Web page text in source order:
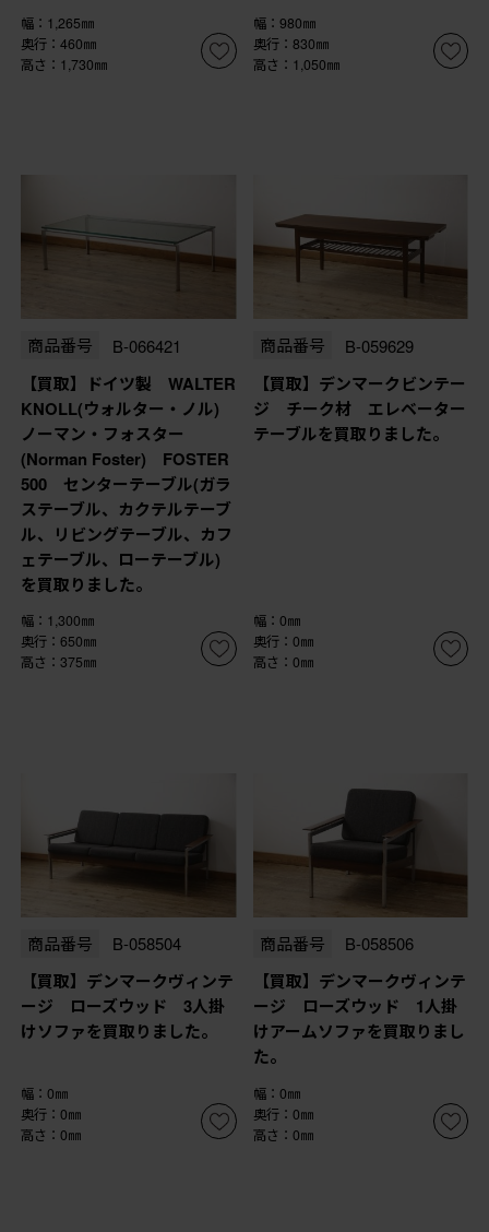
幅：1,265㎜
奥行：460㎜
高さ：1,730㎜
幅：980㎜
奥行：830㎜
高さ：1,050㎜
商品番号 B-066421
【買取】ドイツ製 WALTER
KNOLL(ウォルター・ノル)
ノーマン・フォスター
(Norman Foster) FOSTER
500 センターテーブル(ガラ
ステーブル、カクテルテーブ
ル、リビングテーブル、カフ
ェテーブル、ローテーブル)
を買取りました。
幅：1,300㎜
奥行：650㎜
高さ：375㎜
商品番号 B-059629
【買取】デンマークビンテー
ジ チーク材 エレベーター
テーブルを買取りました。
幅：0㎜
奥行：0㎜
高さ：0㎜
商品番号 B-058504
【買取】デンマークヴィンテ
ージ ローズウッド 3人掛
けソファを買取りました。
幅：0㎜
奥行：0㎜
高さ：0㎜
商品番号 B-058506
【買取】デンマークヴィンテ
ージ ローズウッド 1人掛
けアームソファを買取りまし
た。
幅：0㎜
奥行：0㎜
高さ：0㎜